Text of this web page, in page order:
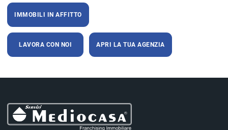
IMMOBILI IN AFFITTO
LAVORA CON NOI APRI LA TUA AGENZIA